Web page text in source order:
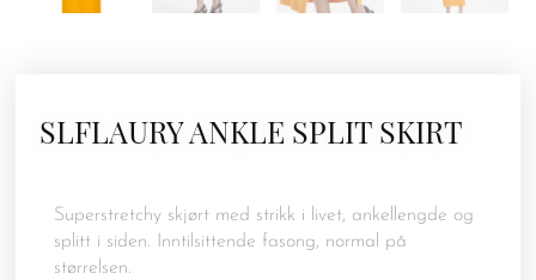
SLFLAURY ANKLE SPLIT SKIRT
Superstretchy skjørt med strikk i livet, ankellengde og
splitt i siden. Inntilsittende fasong, normal på
størrelsen.